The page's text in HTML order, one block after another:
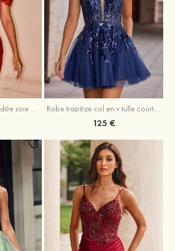
Fourreau épaule dénudée soie comme du satin courte/mini robe de fête de la rentrée Robe trapèze col en v tulle courte/mini robe de fête de la rentrée avec poches paillettes
125 €